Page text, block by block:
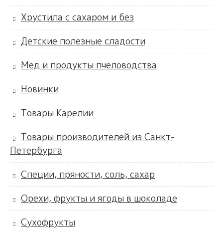
Хрустила с сахаром и без
Детские полезные сладости
Мед и продукты пчеловодства
Новинки
Товары Карелии
Товары производителей из Санкт-
Петербурга
Специи, пряности, соль, сахар
Орехи, фрукты и ягоды в шоколаде
Сухофрукты